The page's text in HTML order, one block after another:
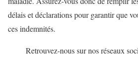
délais et déclarations pour garantir que
ces indemnités.
Retrouvez-nous sur nos réseaux